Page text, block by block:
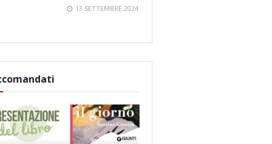
13 SETTEMBRE 2024